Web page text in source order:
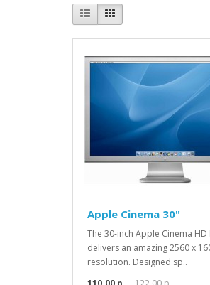
Apple Cinema 30"
The 30-inch Apple Cinema
delivers an amazing 2560 x
resolution. Designed sp..